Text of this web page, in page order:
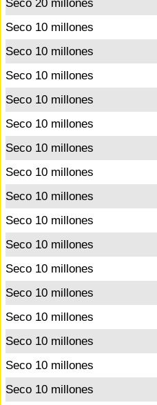
Seco 20 millones
Seco 10 millones
Seco 10 millones
Seco 10 millones
Seco 10 millones
Seco 10 millones
Seco 10 millones
Seco 10 millones
Seco 10 millones
Seco 10 millones
Seco 10 millones
Seco 10 millones
Seco 10 millones
Seco 10 millones
Seco 10 millones
Seco 10 millones
Seco 10 millones